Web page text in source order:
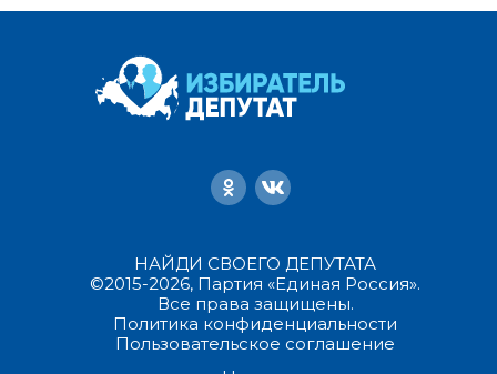
НАЙДИ СВОЕГО ДЕПУТАТА
©2015-2026, Партия «Единая Россия».
Все права защищены.
Политика конфиденциальности
Пользовательское соглашение